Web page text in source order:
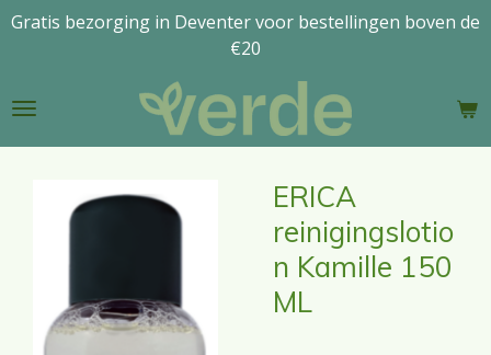
Ga
de
Gratis bezorging in Deventer voor bestellingen boven de
€20
ERICA
reinigingslotio
n Kamille 150
ML